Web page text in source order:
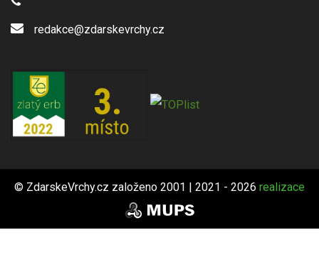
redakce@zdarskevrchy.cz
© ZdarskeVrchy.cz založeno 2001 | 2021 - 2026 realizace